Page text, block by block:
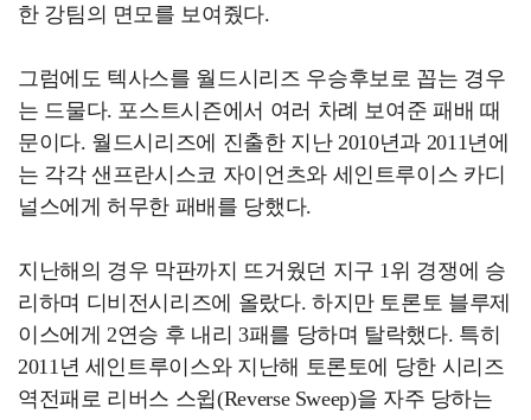
한 강팀의 면모를 보여줬다.
그럼에도 텍사스를 월드시리즈 우승후보로 꼽는 경우
는 드물다. 포스트시즌에서 여러 차례 보여준 패배 때
문이다. 월드시리즈에 진출한 지난 2010년과 2011년에
는 각각 샌프란시스코 자이언츠와 세인트루이스 카디
널스에게 허무한 패배를 당했다.
지난해의 경우 막판까지 뜨거웠던 지구 1위 경쟁에 승
리하며 디비전시리즈에 올랐다. 하지만 토론토 블루제
이스에게 2연승 후 내리 3패를 당하며 탈락했다. 특히
2011년 세인트루이스와 지난해 토론토에 당한 시리즈
역전패로 리버스 스윕(Reverse Sweep)을 자주 당하는